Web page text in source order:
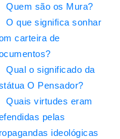
Quem são os Mura?
O que significa sonhar
carteira de
Qual o significado da
O Pensador?
Quais virtudes eram
pelas
ideológicas